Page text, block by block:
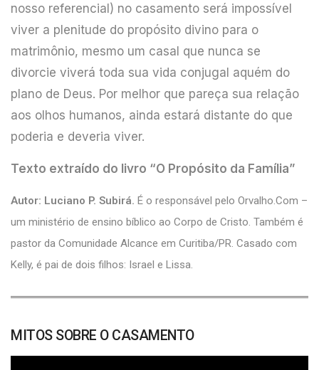
nosso referencial) no casamento será impossível
viver a plenitude do propósito divino para o
matrimônio, mesmo um casal que nunca se
divorcie viverá toda sua vida conjugal aquém do
plano de Deus. Por melhor que pareça sua relação
aos olhos humanos, ainda estará distante do que
poderia e deveria viver.
Texto extraído do livro “O Propósito da Família”
Autor: Luciano P. Subirá. É o responsável pelo Orvalho.Com –
um ministério de ensino bíblico ao Corpo de Cristo. Também é
pastor da Comunidade Alcance em Curitiba/PR. Casado com
Kelly, é pai de dois filhos: Israel e Lissa.
MITOS SOBRE O CASAMENTO